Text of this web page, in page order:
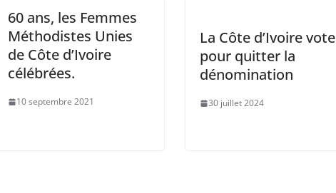
60 ans, les Femmes
Méthodistes Unies
de Côte d’Ivoire
célébrées.
10 septembre 2021
La Côte d’Ivoire vote
pour quitter la
dénomination
30 juillet 2024